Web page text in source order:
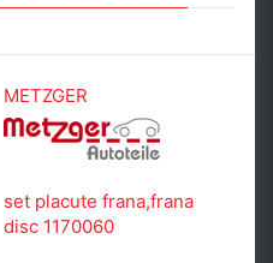
METZGER
set placute frana,frana
disc 1170060